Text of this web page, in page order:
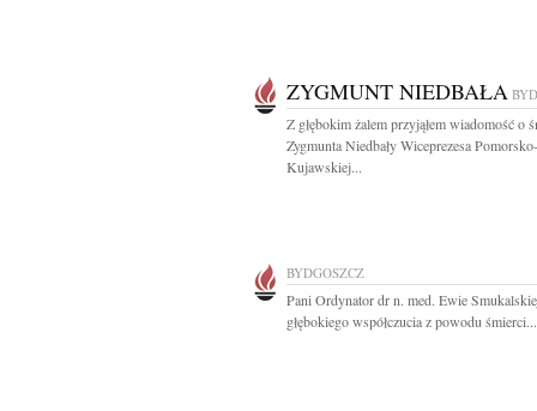
ZYGMUNT NIEDBAŁA
Z głębokim żalem przyjąłem wiadomość o
Zygmunta Niedbały Wiceprezesa Pomorsko-
Kujawskiej...
BYDGOSZCZ
Pani Ordynator dr n. med. Ewie
głębokiego współczucia z powodu śmierci...